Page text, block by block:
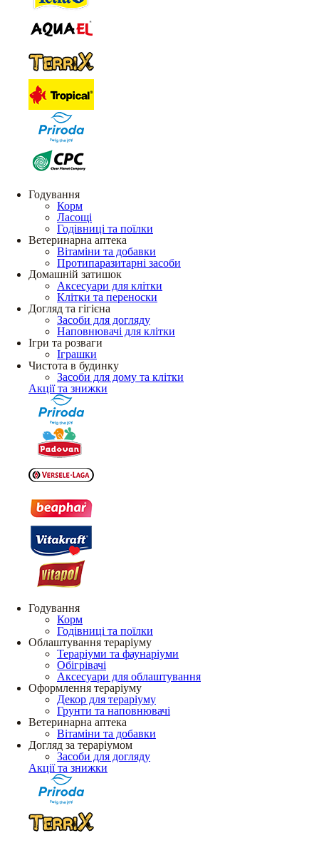
Годування
Корм
Ласощі
Годівниці та поїлки
Ветеринарна аптека
Вітаміни та добавки
Протипаразитарні засоби
Домашній затишок
Аксесуари для клітки
Клітки та переноски
Догляд та гігієна
Засоби для догляду
Наповнювачі для клітки
Ігри та розваги
Іграшки
Чистота в будинку
Засоби для дому та клітки
Акції та знижки
Годування
Корм
Годівниці та поїлки
Облаштування тераріуму
Тераріуми та фаунаріуми
Обігрівачі
Аксесуари для облаштування
Оформлення тераріуму
Декор для тераріуму
Грунти та наповнювачі
Ветеринарна аптека
Вітаміни та добавки
Догляд за тераріумом
Засоби для догляду
Акції та знижки